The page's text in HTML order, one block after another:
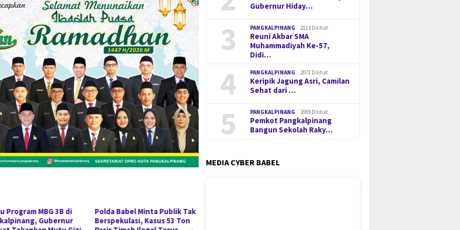
Program MBG 3B di
Gubernur
Polda Babel Minta Publik Tak
Berspekulasi, Kasus 53 Ton
Gubernur Hiday…
3 PANGKALPINANG 2113 Dilihat
Reuni Akbar SMA
Muhammadiyah Ke-57,
Didi…
4 PANGKALPINANG 2071 Dilihat
Keripik Jagung Asri, Camilan
Sehat dari …
5 PANGKALPINANG 2069 Dilihat
Pemkot Pangkalpinang
Bangun Sekolah Raky…
MEDIA CYBER BABEL